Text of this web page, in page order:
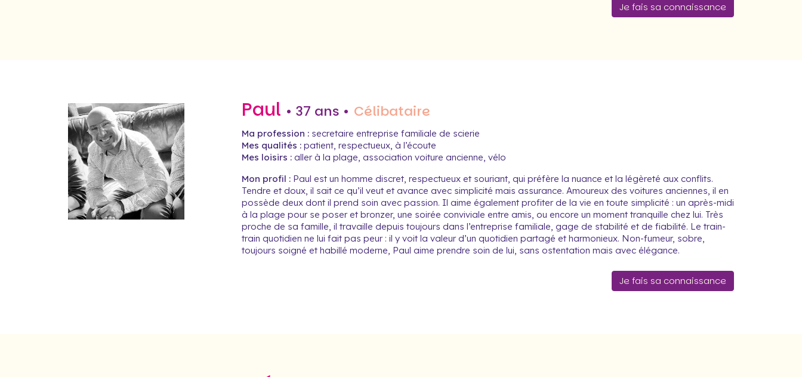
Je fais sa connaissance
Paul • 37 ans • Célibataire
Ma profession : secretaire entreprise familiale de scierie
Mes qualités : patient, respectueux, à l’écoute
Mes loisirs : aller à la plage, association voiture ancienne, vélo
Mon profil : Paul est un homme discret, respectueux et souriant, qui préfère la nuance et la légèreté aux conflits.
Tendre et doux, il sait ce qu’il veut et avance avec simplicité mais assurance. Amoureux des voitures anciennes, il en
possède deux dont il prend soin avec passion. Il aime également profiter de la vie en toute simplicité : un après-midi
à la plage pour se poser et bronzer, une soirée conviviale entre amis, ou encore un moment tranquille chez lui. Très
proche de sa famille, il travaille depuis toujours dans l’entreprise familiale, gage de stabilité et de fiabilité. Le train-
train quotidien ne lui fait pas peur : il y voit la valeur d’un quotidien partagé et harmonieux. Non-fumeur, sobre,
toujours soigné et habillé moderne, Paul aime prendre soin de lui, sans ostentation mais avec élégance.
Je fais sa connaissance